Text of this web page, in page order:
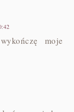
moje